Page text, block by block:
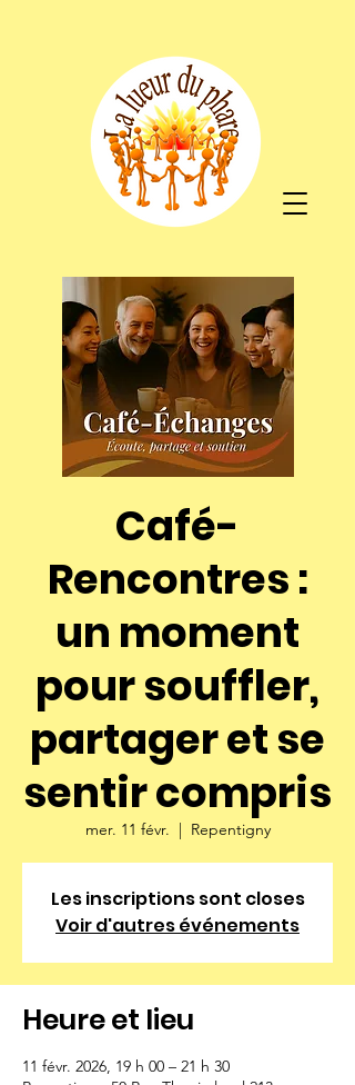
Café-
Rencontres :
un moment
pour souffler,
partager et se
sentir compris
mer. 11 févr.
  |
Repentigny
Les inscriptions sont closes
Voir d'autres événements
Heure et lieu
11 févr. 2026, 19 h 00 – 21 h 30